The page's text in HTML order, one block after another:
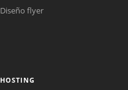
Diseño flyer
HOSTING